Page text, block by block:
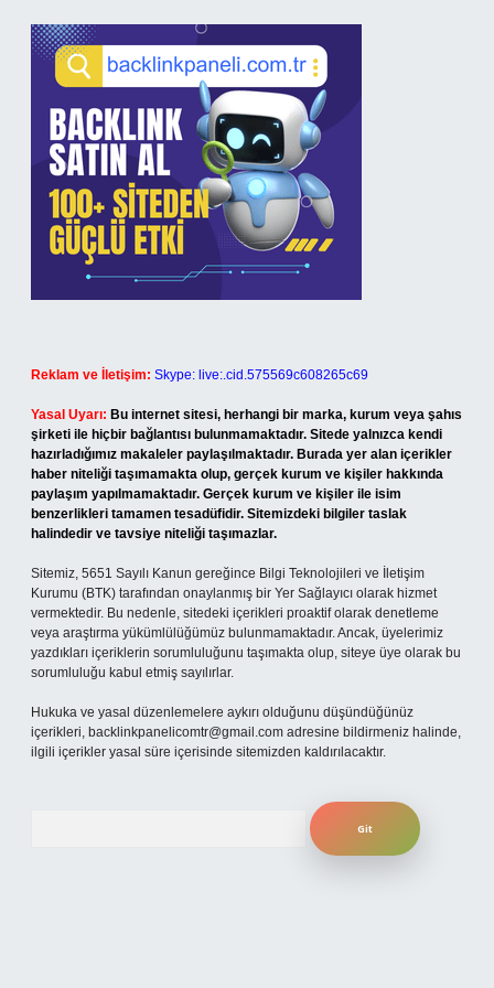
Reklam ve İletişim: Skype: live:.cid.575569c608265c69
Yasal Uyarı: Bu internet sitesi, herhangi bir marka, kurum veya şahıs
şirketi ile hiçbir bağlantısı bulunmamaktadır. Sitede yalnızca kendi
hazırladığımız makaleler paylaşılmaktadır. Burada yer alan içerikler
haber niteliği taşımamakta olup, gerçek kurum ve kişiler hakkında
paylaşım yapılmamaktadır. Gerçek kurum ve kişiler ile isim
benzerlikleri tamamen tesadüfidir. Sitemizdeki bilgiler taslak
halindedir ve tavsiye niteliği taşımazlar.
Sitemiz, 5651 Sayılı Kanun gereğince Bilgi Teknolojileri ve İletişim
Kurumu (BTK) tarafından onaylanmış bir Yer Sağlayıcı olarak hizmet
vermektedir. Bu nedenle, sitedeki içerikleri proaktif olarak denetleme
veya araştırma yükümlülüğümüz bulunmamaktadır. Ancak, üyelerimiz
yazdıkları içeriklerin sorumluluğunu taşımakta olup, siteye üye olarak bu
sorumluluğu kabul etmiş sayılırlar.
Hukuka ve yasal düzenlemelere aykırı olduğunu düşündüğünüz
içerikleri, backlinkpanelicomtr@gmail.com adresine bildirmeniz halinde,
ilgili içerikler yasal süre içerisinde sitemizden kaldırılacaktır.